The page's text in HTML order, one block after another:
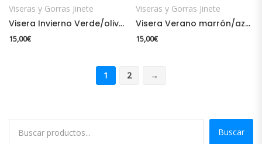
Viseras y Gorras Jinete
Visera Invierno Verde/oliva/marrón
15,00€
Viseras y Gorras Jinete
Visera Verano marrón/azul/rojo
15,00€
1 2 →
Buscar